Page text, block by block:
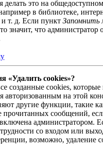
делать это на общедоступном
в библиотеке,
и т. д. Если пункт Запомнить
значит, что администратор
«Удалить cookies»?
созданные cookies,
авторизованным на этой
другие функции, такие
прочитанных сообщений,
администратором.
со входом или
возможно, удаление